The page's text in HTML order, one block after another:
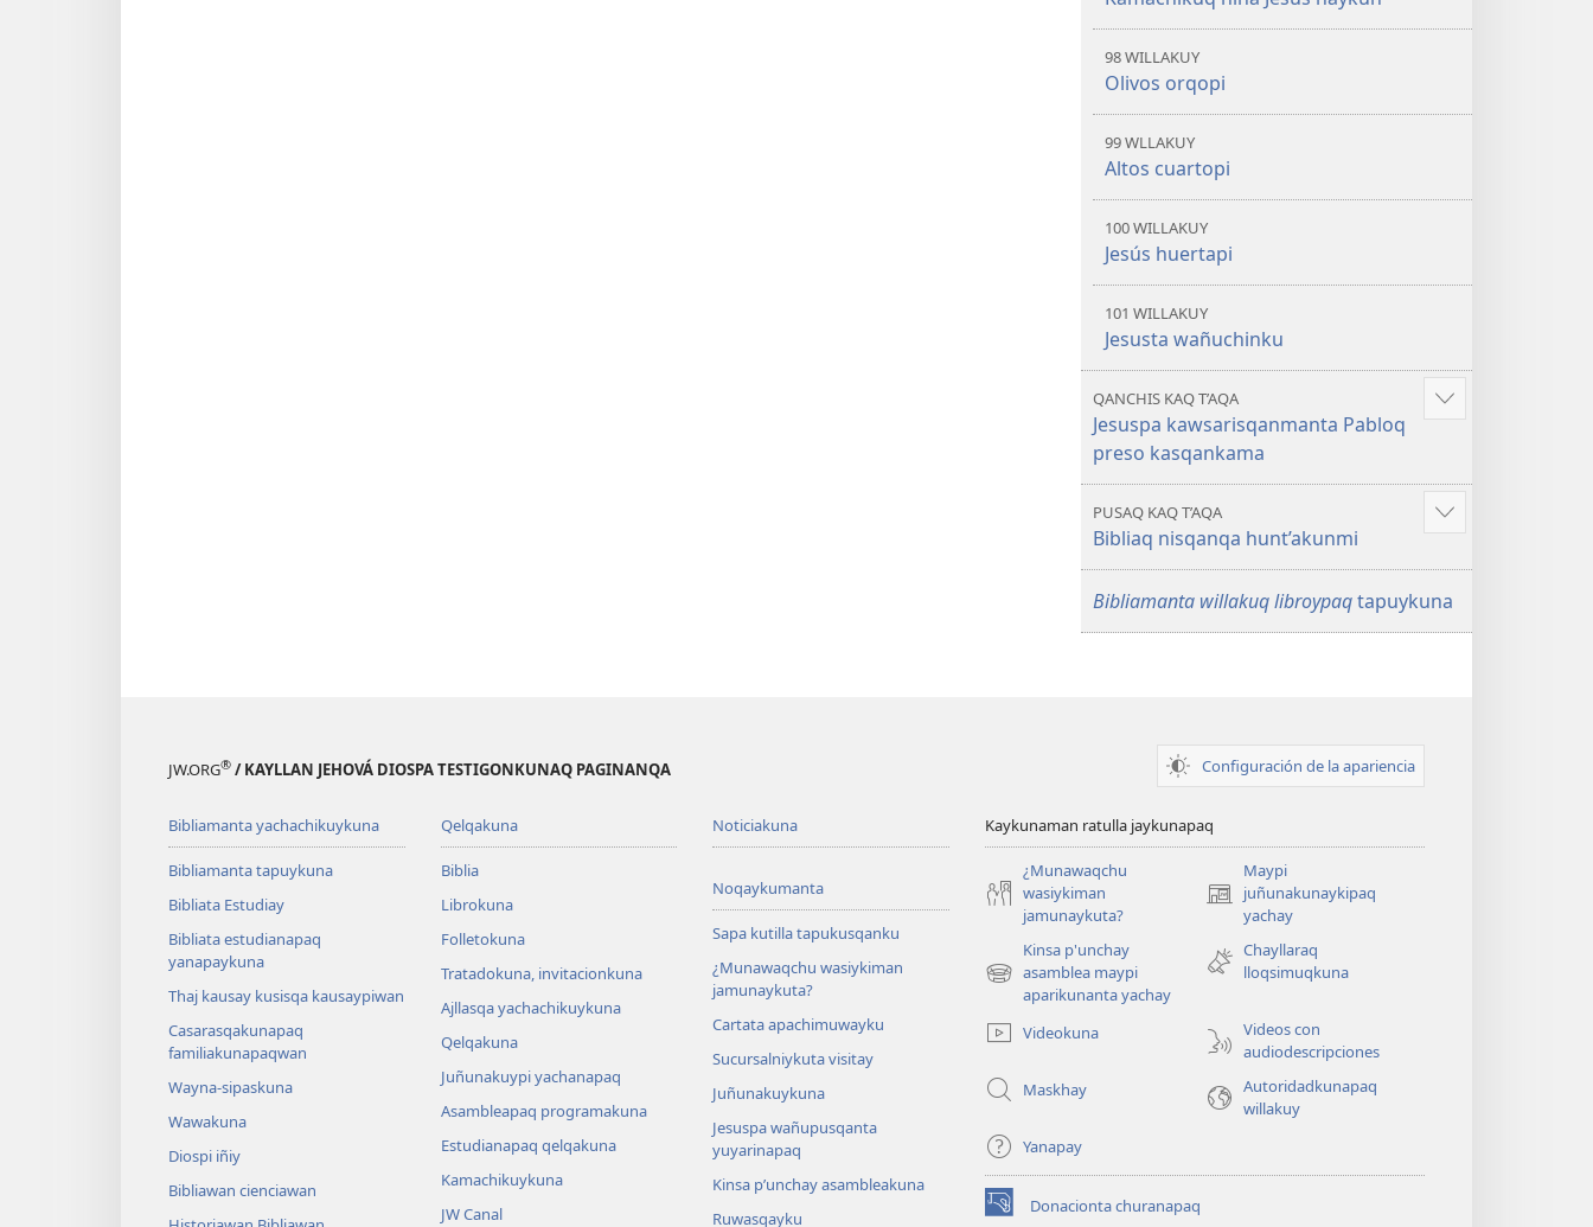
98 WILLAKUY
Olivos orqopi
99 WLLAKUY
Altos cuartopi
100 WILLAKUY
Jesús huertapi
101 WILLAKUY
Jesusta wañuchinku
QANCHIS KAQ T’AQA
Jesuspa kawsarisqanmanta Pabloq
preso kasqankama
Mostrar
PUSAQ KAQ T’AQA
Bibliaq nisqanqa hunt’akunmi
Mostrar
Bibliamanta willakuq libroypaqtapuykuna
JW.ORG® / KAYLLAN JEHOVÁ DIOSPA TESTIGONKUNAQ PAGINANQA Configuración de la apariencia
Bibliamanta yachachikuykuna
Bibliamanta tapuykuna
Bibliata Estudiay
Bibliata estudianapaq
yanapaykuna
Thaj kausay kusisqa kausaypiwan
Casarasqakunapaq
familiakunapaqwan
Wayna-sipaskuna
Wawakuna
Diospi iñiy
Bibliawan cienciawan
Qelqakuna
Biblia
Librokuna
Folletokuna
Tratadokuna, invitacionkuna
Ajllasqa yachachikuykuna
Qelqakuna
Juñunakuypi yachanapaq
Asambleapaq programakuna
Estudianapaq qelqakuna
Kamachikuykuna
JW Canal
Noticiakuna
Noqaykumanta
Sapa kutilla tapukusqanku
¿Munawaqchu wasiykiman
jamunaykuta?
Cartata apachimuwayku
Sucursalniykuta visitay
Juñunakuykuna
Jesuspa wañupusqanta
yuyarinapaq
Kinsa p’unchay asambleakuna
Ruwasqayku
Kaykunaman ratulla jaykunapaq
¿Munawaqchu
wasiykiman
jamunaykuta?
Maypi
juñunakunaykipaq
yachay
(abre
nueva
ventana)
Kinsa p'unchay
asamblea maypi
aparikunanta yachay
(abre
nueva
Chayllaraq
lloqsimuqkuna
Videokuna
Videos con
audiodescripciones
Maskhay
Autoridadkunapaq
willakuy
Yanapay
Donacionta churanapaq
(abre